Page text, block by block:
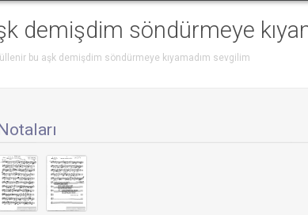
demişdim söndürmeye
bu aşk demişdim söndürmeye kıyamadım sevgilim